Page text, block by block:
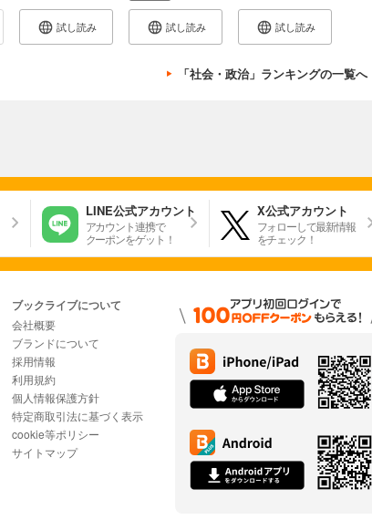
試し読み 試し読み 試し読み
「社会・政治」ランキングの一覧へ
LINE公式アカウント
アカウント連携で
クーポンをゲット！
X公式アカウント
フォローして最新情報
をチェック！
ブックライブについて
会社概要
ブランドについて
採用情報
利用規約
個人情報保護方針
特定商取引法に基づく表示
cookie等ポリシー
サイトマップ